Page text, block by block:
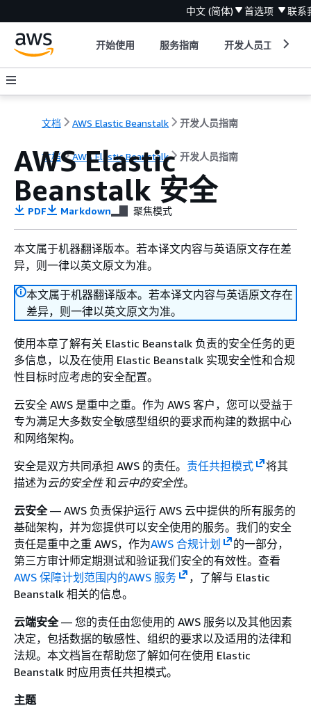
中文 (简体) 首选项 联系
开始使用 服务指南 开发人员工具
文档 AWS Elastic Beanstalk 开发人员指南
文档 AWS Elastic Beanstalk 开发人员指南
AWS Elastic
Beanstalk 安全
PDF Markdown 聚焦模式
本文属于机器翻译版本。若本译文内容与英语原文存在差
异，则一律以英文原文为准。
本文属于机器翻译版本。若本译文内容与英语原文存在
差异，则一律以英文原文为准。
使用本章了解有关 Elastic Beanstalk 负责的安全任务的更
多信息，以及在使用 Elastic Beanstalk 实现安全性和合规
性目标时应考虑的安全配置。
云安全 AWS 是重中之重。作为 AWS 客户，您可以受益于
专为满足大多数安全敏感型组织的要求而构建的数据中心
和网络架构。
安全是双方共同承担 AWS 的责任。 责任共担模式
将其
描述为云的安全性和云中的安全性。
云安全— AWS 负责保护运行 AWS 云中提供的所有服务的
基础架构，并为您提供可以安全使用的服务。我们的安全
责任是重中之重 AWS，作为AWS 合规计划
的一部分，
第三方审计师定期测试和验证我们安全的有效性。查看
AWS 保障计划范围内的AWS 服务
，了解与 Elastic
Beanstalk 相关的信息。
云端安全— 您的责任由您使用的 AWS 服务以及其他因素
决定，包括数据的敏感性、组织的要求以及适用的法律和
法规。本文档旨在帮助您了解如何在使用 Elastic
Beanstalk 时应用责任共担模式。
主题